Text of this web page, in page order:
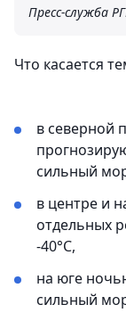
Пресс-служба
Что касается
в северной
сильный
в центре и
отдельных
-40°С,
на юге
сильный